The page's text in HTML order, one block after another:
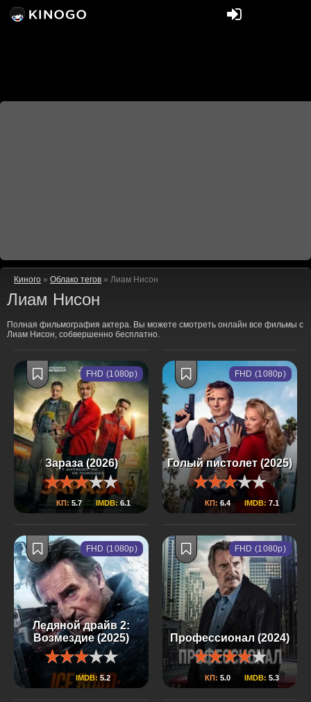
Киного » Облако тегов » Лиам Нисон
Лиам Нисон
Полная фильмография актера. Вы можете смотреть онлайн все фильмы с
Лиам Нисон, собвершенно бесплатно.
Зараза (2026)
КП:5.7 IMDB: 6.1
FHD (1080p)
Голый пистолет (2025)
КП: 6.4 IMDB: 7.1
FHD (1080p)
Ледяной драйв 2:
Возмездие (2025)
IMDB:5.2
FHD (1080p)
Профессионал (2024)
КП: 5.0 IMDB: 5.3
FHD (1080p)